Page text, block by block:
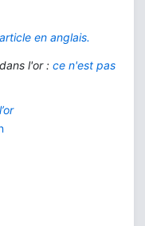
en anglais.
l'or : ce n'est pas